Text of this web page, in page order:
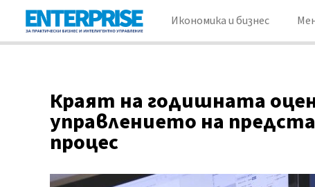
Икономика и бизнес
Краят на годишната
управлението на
процес